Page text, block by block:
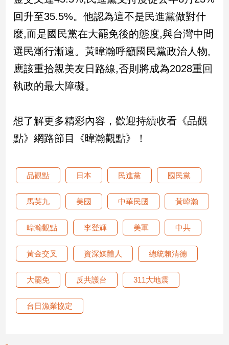
樂
星
聞
流
行/
尚
星
活
室
內
設
旅
回升至35.5%。他認為這不是民進黨做對什
麼,而是國民黨在大罷免後的態度,與台灣中間
選民漸行漸遠。黃暐瀚呼籲國民黨政治人物,
應該重拾親美友日路線,否則將成為2028重回
執政的最大障礙。
想了解更多精彩內容，歡迎持續收看《品觀
點》網路節目《暐瀚觀點》！
品觀點 日本 民進黨 國民黨
馬英九 美國 中華民國 黃暐瀚
暐瀚觀點 李登輝 美軍 中共
黃金交叉 資深媒體人 總統賴清德
大罷免 反共護台 311大地震
台日漁業協定